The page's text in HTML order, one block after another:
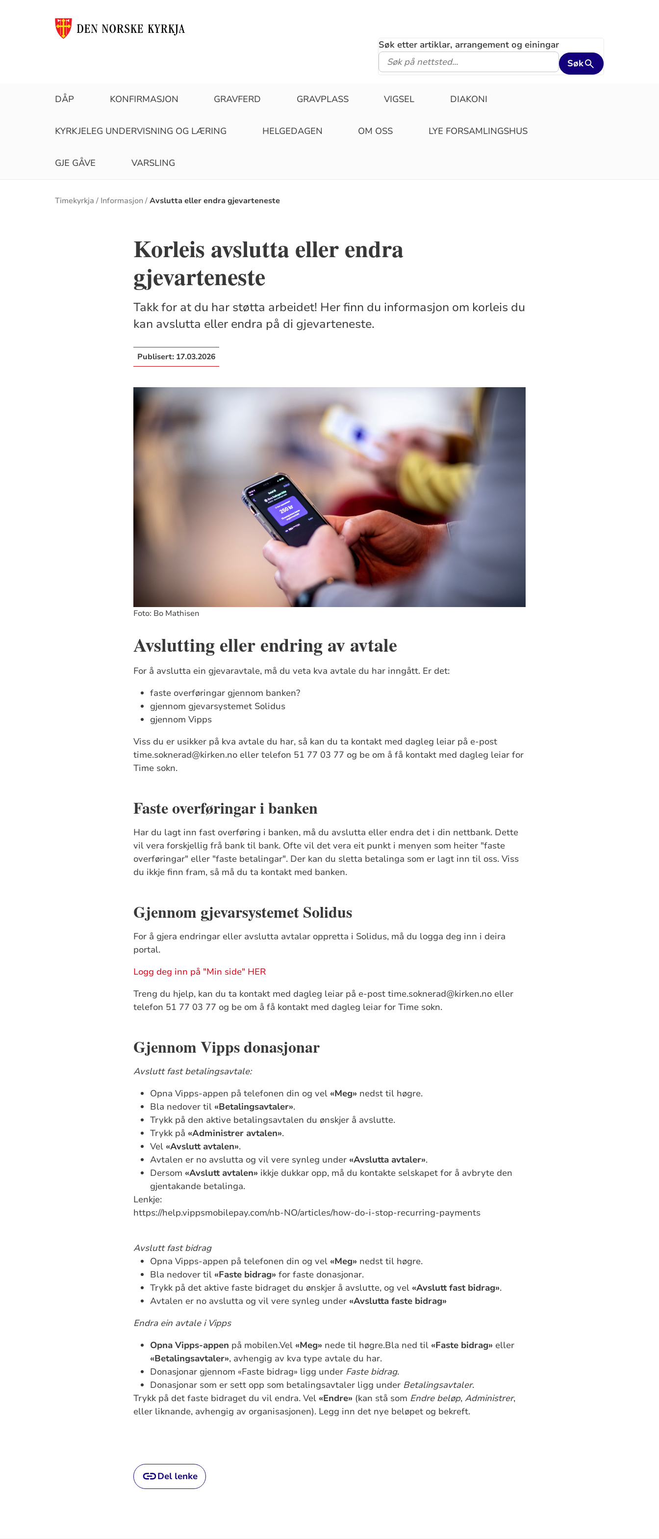
Søk etter artiklar, arrangement og einingar
Søk
DÅP KONFIRMASJON GRAVFERD GRAVPLASS VIGSEL DIAKONI
KYRKJELEG UNDERVISNING OG LÆRING HELGEDAGEN OM OSS LYE FORSAMLINGSHUS
GJE GÅVE VARSLING
Brødsmulesti
Timekyrkja Informasjon Avslutta eller endra gjevarteneste
Korleis avslutta eller endra
gjevarteneste
Takk for at du har støtta arbeidet! Her finn du informasjon om korleis du
kan avslutta eller endra på di gjevarteneste.
Publisert: 17.03.2026
Foto: Bo Mathisen
Avslutting eller endring av avtale
For å avslutta ein gjevaravtale, må du veta kva avtale du har inngått. Er det:
faste overføringar gjennom banken?
gjennom gjevarsystemet Solidus
gjennom Vipps
Viss du er usikker på kva avtale du har, så kan du ta kontakt med dagleg leiar på e-post
time.soknerad@kirken.no eller telefon 51 77 03 77 og be om å få kontakt med dagleg leiar for
Time sokn.
Faste overføringar i banken
Har du lagt inn fast overføring i banken, må du avslutta eller endra det i din nettbank. Dette
vil vera forskjellig frå bank til bank. Ofte vil det vera eit punkt i menyen som heiter "faste
overføringar" eller "faste betalingar". Der kan du sletta betalinga som er lagt inn til oss. Viss
du ikkje finn fram, så må du ta kontakt med banken.
Gjennom gjevarsystemet Solidus
For å gjera endringar eller avslutta avtalar oppretta i Solidus, må du logga deg inn i deira
portal.
Logg deg inn på "Min side" HER
Treng du hjelp, kan du ta kontakt med dagleg leiar på e-post time.soknerad@kirken.no eller
telefon 51 77 03 77 og be om å få kontakt med dagleg leiar for Time sokn.
Gjennom Vipps donasjonar
Avslutt fast betalingsavtale:
Opna Vipps-appen på telefonen din og vel «Meg» nedst til høgre.
Bla nedover til «Betalingsavtaler».
Trykk på den aktive betalingsavtalen du ønskjer å avslutte.
Trykk på «Administrer avtalen».
Vel «Avslutt avtalen».
Avtalen er no avslutta og vil vere synleg under «Avslutta avtaler».
Dersom «Avslutt avtalen» ikkje dukkar opp, må du kontakte selskapet for å avbryte den
gjentakande betalinga.
Lenkje:
https://help.vippsmobilepay.com/nb-NO/articles/how-do-i-stop-recurring-payments
Avslutt fast bidrag
Opna Vipps-appen på telefonen din og vel «Meg» nedst til høgre.
Bla nedover til «Faste bidrag» for faste donasjonar.
Trykk på det aktive faste bidraget du ønskjer å avslutte, og vel «Avslutt fast bidrag».
Avtalen er no avslutta og vil vere synleg under «Avslutta faste bidrag»
Endra ein avtale i Vipps
Opna Vipps-appen på mobilen.Vel «Meg» nede til høgre.Bla ned til «Faste bidrag» eller
«Betalingsavtaler», avhengig av kva type avtale du har.
Donasjonar gjennom «Faste bidrag» ligg under Faste bidrag.
Donasjonar som er sett opp som betalingsavtaler ligg under Betalingsavtaler.
Trykk på det faste bidraget du vil endra. Vel «Endre» (kan stå som Endre beløp, Administrer,
eller liknande, avhengig av organisasjonen). Legg inn det nye beløpet og bekreft.
Del lenke